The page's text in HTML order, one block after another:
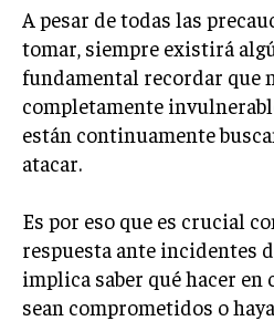
A pesar de todas las
tomar, siempre existirá
fundamental recordar que
completamente
están continuamente
atacar.
Es por eso que es crucial
respuesta ante incidentes
implica saber qué hacer en
sean comprometidos o